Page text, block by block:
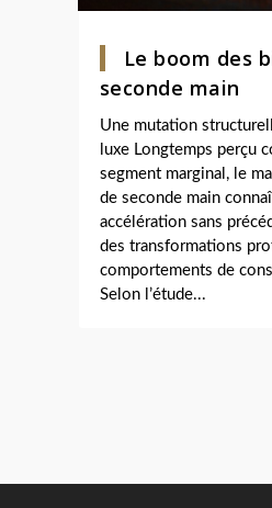
Le boom des
seconde main
Une mutation
luxe Longtemps perçu
segment marginal, le
de seconde main
accélération sans
des transformations
comportements de
Selon l’étude...